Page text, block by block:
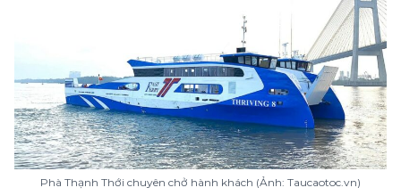
Phà Thạnh Thới chuyên chở hành khách (Ảnh: Taucaotoc.vn)